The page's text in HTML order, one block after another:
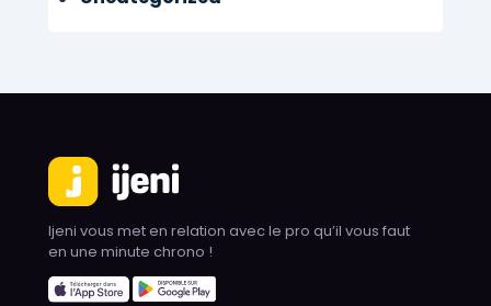
Ijeni vous met en relation avec le pro qu’il vous faut
en une minute chrono !